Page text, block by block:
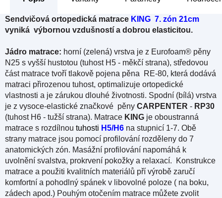
Sendvičová ortopedická matrace KING 7. zón 21cm
vyniká výbornou vzdušností a dobrou elasticitou.
Jádro matrace: horní (zelená) vrstva je z Eurofoam® pěny
N25 s vyšší hustotou (tuhost H5 - měkčí strana), středovou
část matrace tvoří tlakově pojena pěna RE-80, která dodává
matraci přirozenou tuhost, optimalizuje ortopedické
vlastnosti a je zárukou dlouhé životnosti. Spodní (bílá) vrstva
je z vysoce-elastické značkové pěny CARPENTER - RP30
(tuhost H6 - tužší strana). Matrace KING je oboustranná
matrace s rozdílnou tuhosti H5/H6 na stupnicí 1-7. Obě
strany matrace jsou pomocí profilování rozděleny do 7
anatomických zón. Masážní profilování napomáhá k
uvolnění svalstva, prokrvení pokožky a relaxací. Konstrukce
matrace a použiti kvalitních materiálů pří výrobě zaručí
komfortní a pohodlný spánek v libovolné poloze ( na boku,
zádech apod.) Pouhým otočením matrace můžete zvolit